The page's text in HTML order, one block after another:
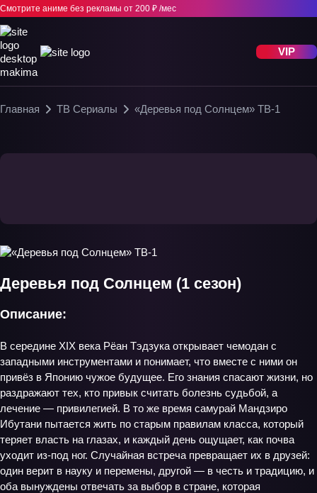
Смотрите аниме без рекламы от 200 ₽ /мес
VIP
Главная ТВ Сериалы «Деревья под Солнцем» ТВ-1
Деревья под Солнцем (1 сезон)
Описание:
В середине XIX века Рёан Тэдзука открывает чемодан с
западными инструментами и понимает, что вместе с ними он
привёз в Японию чужое будущее. Его знания спасают жизни, но
раздражают тех, кто привык считать болезнь судьбой, а
лечение — привилегией. В то же время самурай Мандзиро
Ибутани пытается жить по старым правилам класса, который
теряет власть на глазах, и каждый день ощущает, как почва
уходит из-под ног. Случайная встреча превращает их в друзей:
один верит в науку и перемены, другой — в честь и традицию, и
оба вынуждены отвечать за выбор в стране, которая